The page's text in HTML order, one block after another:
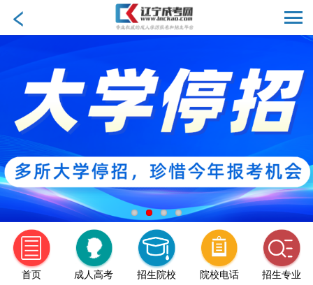
首页 成人高考 招生院校 院校电话 招生专业